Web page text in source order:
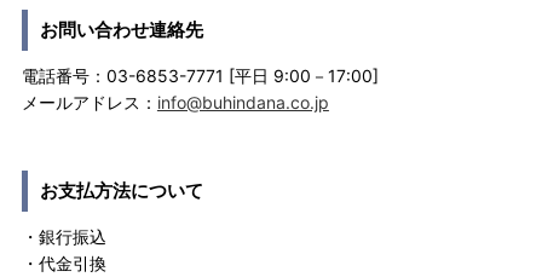
お問い合わせ連絡先
電話番号：03-6853-7771 [平日 9:00－17:00]
メールアドレス： info@buhindana.co.jp
お支払方法について
・銀行振込
・代金引換